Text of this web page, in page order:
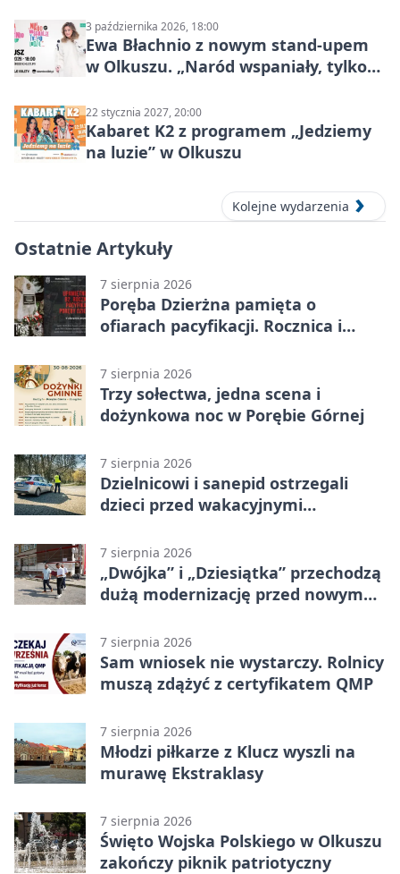
3 października 2026, 18:00
Ewa Błachnio z nowym stand-upem
w Olkuszu. „Naród wspaniały, tylko
22 stycznia 2027, 20:00
Kabaret K2 z programem „Jedziemy
na luzie” w Olkuszu
Kolejne wydarzenia
Ostatnie Artykuły
7 sierpnia 2026
Poręba Dzierżna pamięta o
ofiarach pacyfikacji. Rocznica i
7 sierpnia 2026
Trzy sołectwa, jedna scena i
dożynkowa noc w Porębie Górnej
7 sierpnia 2026
Dzielnicowi i sanepid ostrzegali
dzieci przed wakacyjnymi
7 sierpnia 2026
„Dwójka” i „Dziesiątka” przechodzą
dużą modernizację przed nowym
7 sierpnia 2026
Sam wniosek nie wystarczy. Rolnicy
muszą zdążyć z certyfikatem QMP
7 sierpnia 2026
Młodzi piłkarze z Klucz wyszli na
murawę Ekstraklasy
7 sierpnia 2026
Święto Wojska Polskiego w Olkuszu
zakończy piknik patriotyczny